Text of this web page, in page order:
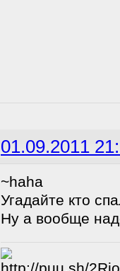
01.09.2011
~haha
Угадайте кто
Ну а вообще